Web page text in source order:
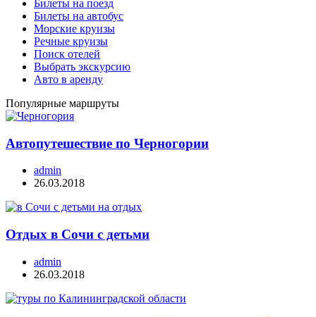
Билеты на поезд
Билеты на автобус
Морские круизы
Речные круизы
Поиск отелей
Выбрать экскурсию
Авто в аренду
Популярные маршруты
Автопутешествие по Черногории
admin
26.03.2018
Отдых в Сочи с детьми
admin
26.03.2018